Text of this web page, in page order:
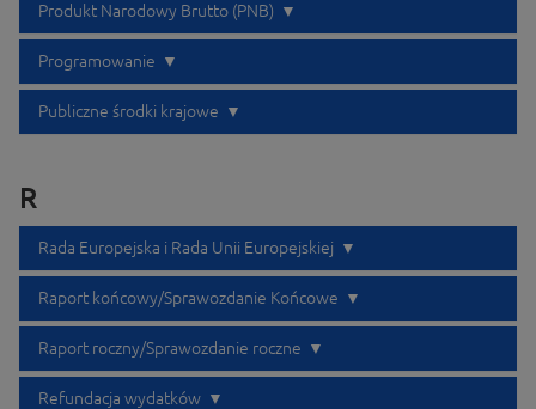
Produkt Narodowy Brutto (PNB)
Programowanie
Publiczne środki krajowe
R
Rada Europejska i Rada Unii Europejskiej
Raport końcowy/Sprawozdanie Końcowe
Raport roczny/Sprawozdanie roczne
Refundacja wydatków